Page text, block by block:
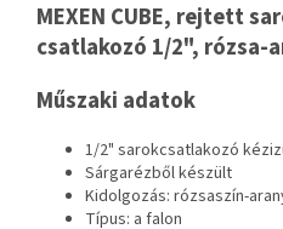
MEXEN CUBE, rejtett
csatlakozó 1/2", rózsa-
Műszaki adatok
1/2" sarokcsatlakozó
Sárgarézből készült
Kidolgozás: rózsaszín-
Típus: a falon